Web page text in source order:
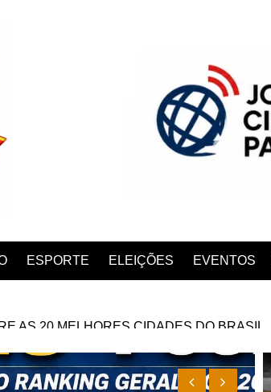
ESPORTE ELEIÇÕES EVENTOS
AS 20 MELHORES CIDADES DO BRASIL